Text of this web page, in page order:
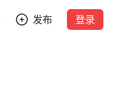
发布 登录